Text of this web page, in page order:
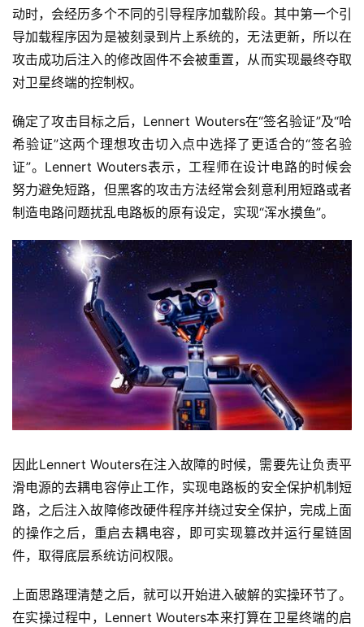
页
界
人
工
智
深
动时，会经历多个不同的引导程序加载阶段。其中第一个引
导加载程序因为是被刻录到片上系统的，无法更新，所以在
攻击成功后注入的修改固件不会被重置，从而实现最终夺取
对卫星终端的控制权。
确定了攻击目标之后，Lennert Wouters在“签名验证”及“哈
希验证”这两个理想攻击切入点中选择了更适合的“签名验
证”。Lennert Wouters表示，工程师在设计电路的时候会
努力避免短路，但黑客的攻击方法经常会刻意利用短路或者
制造电路问题扰乱电路板的原有设定，实现“浑水摸鱼”。
因此Lennert Wouters在注入故障的时候，需要先让负责平
滑电源的去耦电容停止工作，实现电路板的安全保护机制短
路，之后注入故障修改硬件程序并绕过安全保护，完成上面
的操作之后，重启去耦电容，即可实现篡改并运行星链固
件，取得底层系统访问权限。
上面思路理清楚之后，就可以开始进入破解的实操环节了。
在实操过程中，Lennert Wouters本来打算在卫星终端的启